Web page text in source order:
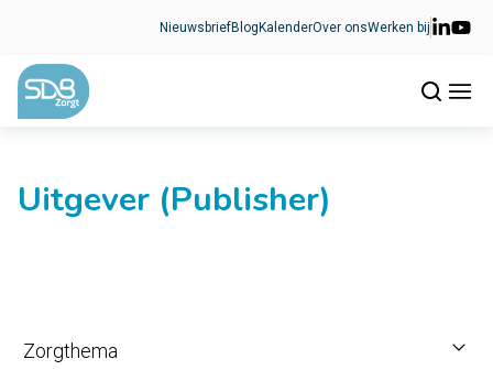
NieuwsbriefBlog KalenderOver onsWerken bij
Uitgever (Publisher)
Zorgthema